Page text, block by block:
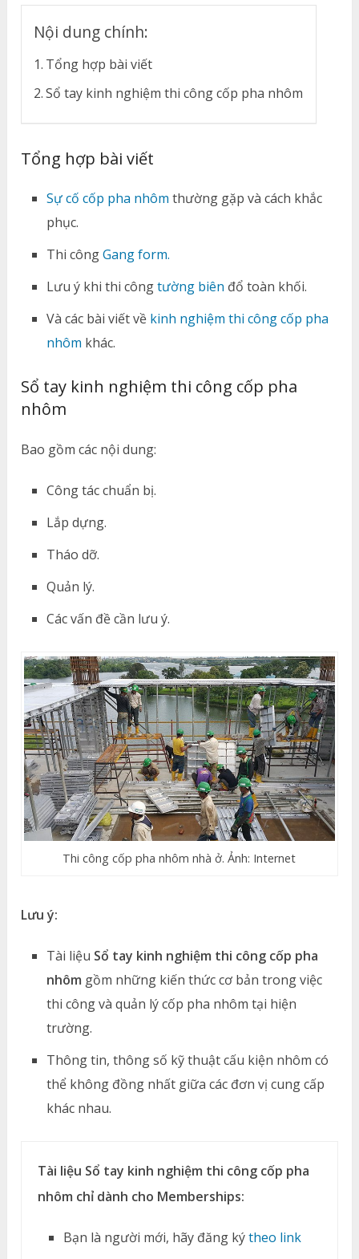
Nội dung chính:
Tổng hợp bài viết
Sổ tay kinh nghiệm thi công cốp pha nhôm
Tổng hợp bài viết
Sự cố cốp pha nhôm thường gặp và cách khắc
phục.
Thi côngGang form.
Lưu ý khi thi côngtường biên đổ toàn khối.
Và các bài viết về kinh nghiệm thi công cốp pha
nhôm khác.
Sổ tay kinh nghiệm thi công cốp pha
nhôm
Bao gồm các nội dung:
Công tác chuẩn bị.
Lắp dựng.
Tháo dỡ.
Quản lý.
Các vấn đề cần lưu ý.
Thi công cốp pha nhôm nhà ở. Ảnh: Internet
Lưu ý:
Tài liệu Sổ tay kinh nghiệm thi công cốp pha
nhôm gồm những kiến thức cơ bản trong việc
thi công và quản lý cốp pha nhôm tại hiện
trường.
Thông tin, thông số kỹ thuật cấu kiện nhôm có
thể không đồng nhất giữa các đơn vị cung cấp
khác nhau.
Tài liệu Sổ tay kinh nghiệm thi công cốp pha
nhôm chỉ dành cho Memberships:
Bạn là người mới, hãy đăng kýtheo link